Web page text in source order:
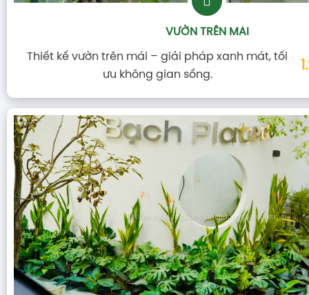
VƯỜN TRÊN MÁI
Thiết kế vườn trên mái – giải pháp xanh mát, tối
ưu không gian sống.